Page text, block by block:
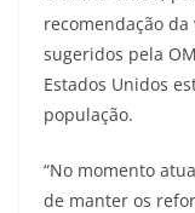
recomendação
sugeridos pela
Estados Unidos
população.
“No momento
de manter os